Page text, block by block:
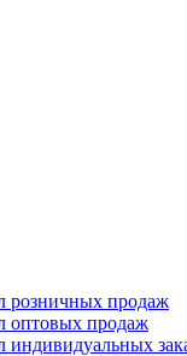
розничных продаж
оптовых продаж
индивидуальных